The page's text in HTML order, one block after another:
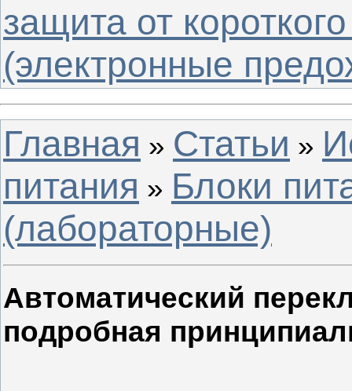
защита от
(электронные
Главная » Статьи »
питания » Блоки
(лабораторные)
Автоматический
подробная